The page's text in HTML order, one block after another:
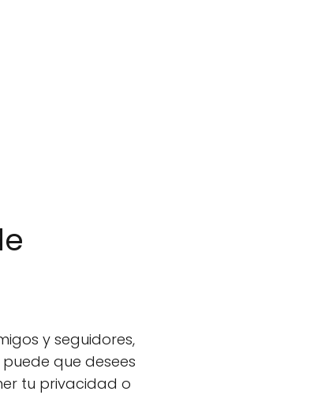
y seguidores,
que desees
tu privacidad o